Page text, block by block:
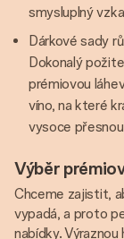
smysluplný
Dárkové sady
Dokonalý
prémiovou
víno, na které
vysoce
Výběr
Chceme zajistit,
vypadá, a proto
nabídky.